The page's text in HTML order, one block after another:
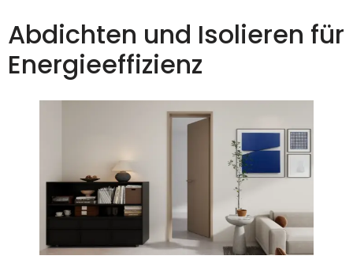
Abdichten und Isolieren für
Energieeffizienz